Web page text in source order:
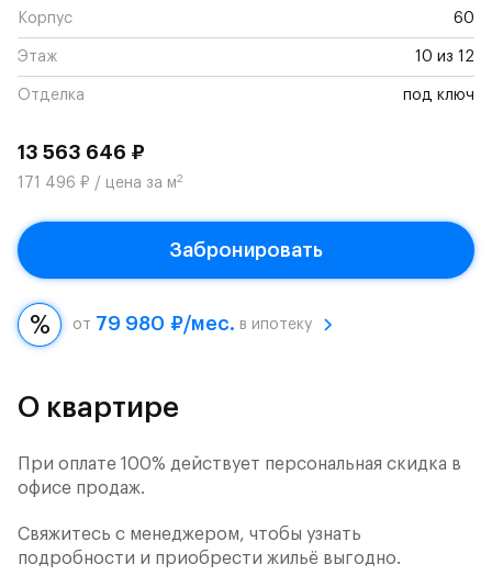
Корпус 60
Этаж 10 из 12
Отделка под ключ
13 563 646 ₽
171 496 ₽ / цена за м2
Забронировать
от 79 980 ₽/мес. в ипотеку
О квартире
При оплате 100% действует персональная скидка в
офисе продаж.
Свяжитесь с менеджером, чтобы узнать
подробности и приобрести жильё выгодно.